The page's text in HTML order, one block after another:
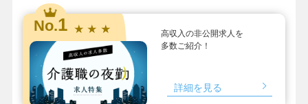
No.1 ★ ★ ★
高収入の非公開求人を
多数ご紹介！
詳細を見る